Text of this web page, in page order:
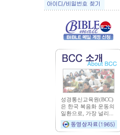
성경통신교육원(BCC)
은 한국 복음화 운동의
일환으로, 가장 널리...